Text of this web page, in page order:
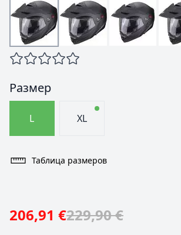
Размер
L XL
Таблица размеров
206,91 €229,90 €